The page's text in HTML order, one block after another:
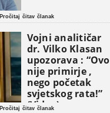
Pročitaj čitav članak
Vojni analitičar
dr. Vilko Klasan
upozorava : “Ovo
nije primirje ,
nego početak
svjetskog rata!”
(Video)
Pročitaj čitav članak